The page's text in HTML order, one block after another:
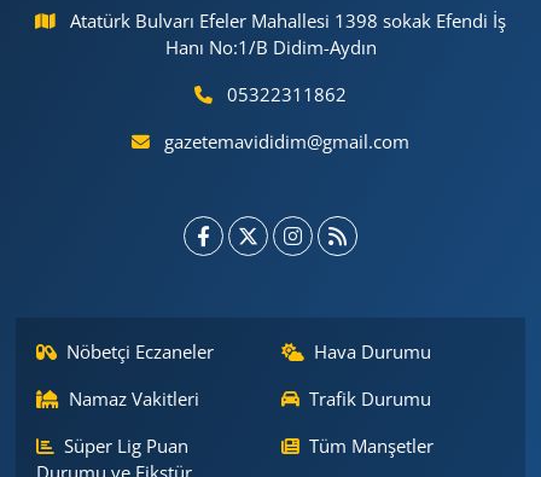
Atatürk Bulvarı Efeler Mahallesi 1398 sokak Efendi İş
Hanı No:1/B Didim-Aydın
05322311862
gazetemavididim@gmail.com
Nöbetçi Eczaneler
Hava Durumu
Namaz Vakitleri
Trafik Durumu
Süper Lig Puan
Tüm Manşetler